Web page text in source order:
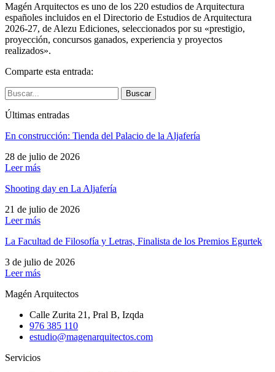
Magén Arquitectos es uno de los 220 estudios de Arquitectura
españoles incluidos en el Directorio de Estudios de Arquitectura
2026-27, de Alezu Ediciones, seleccionados por su «prestigio,
proyección, concursos ganados, experiencia y proyectos
realizados».
Comparte esta entrada:
Buscar
Últimas entradas
En construcción: Tienda del Palacio de la Aljafería
28 de julio de 2026
Leer más
Shooting day en La Aljafería
21 de julio de 2026
Leer más
La Facultad de Filosofía y Letras, Finalista de los Premios Egurtek
3 de julio de 2026
Leer más
Magén Arquitectos
Calle Zurita 21, Pral B, Izqda
976 385 110
estudio@magenarquitectos.com
Servicios